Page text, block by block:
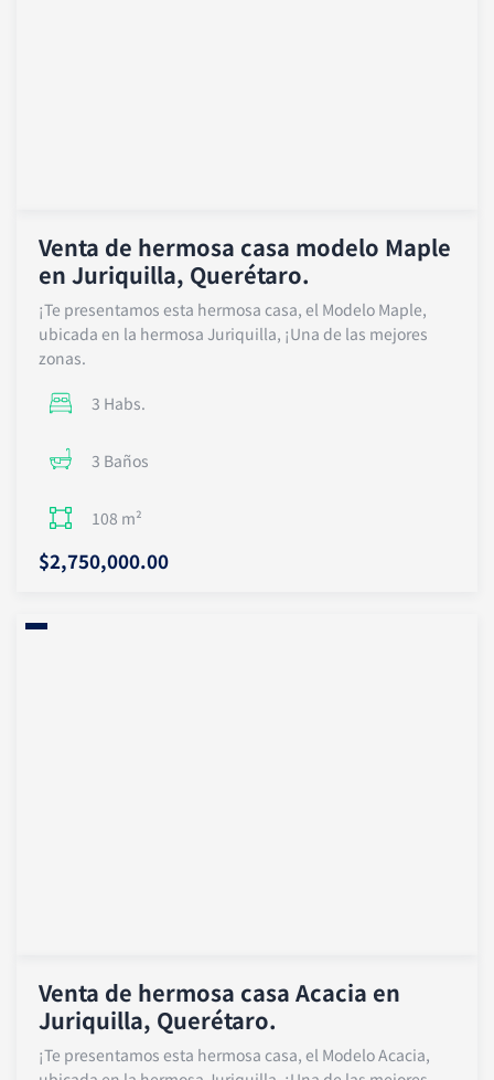
Venta de hermosa casa modelo Maple
en Juriquilla, Querétaro.
¡Te presentamos esta hermosa casa, el Modelo Maple,
ubicada en la hermosa Juriquilla, ¡Una de las mejores
zonas.
3 Habs.
3 Baños
108 m²
$2,750,000.00
Venta de hermosa casa Acacia en
Juriquilla, Querétaro.
¡Te presentamos esta hermosa casa, el Modelo Acacia,